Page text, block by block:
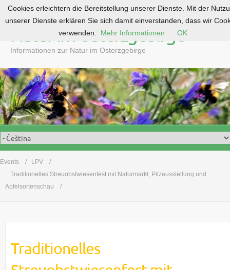
o
c
o
n
t
e
n
Natur im Osterzgebirge
Informationen zur Natur im Osterzgebirge
Events
LPV
Traditionelles Streuobstwiesenfest mit Naturmarkt, Pilzausstellung und
Apfelsortenschau
Traditionelles
Cookies erleichtern die Bereitstellung unserer Dienste. Mit der
unserer Dienste erklären Sie sich damit einverstanden, dass wir
verwenden.
Mehr Informationen OK